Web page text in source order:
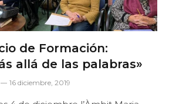
de Formación:
allá de las palabras»
16 diciembre, 2019